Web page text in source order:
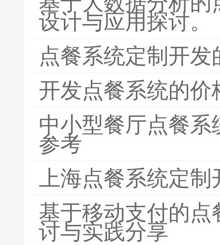
设计与应用探讨。
点餐系统定制开
开发点餐系统的
中小型餐厅点餐
参考
上海点餐系统定
基于移动支付的
讨与实践分享